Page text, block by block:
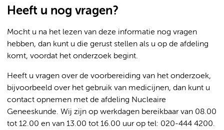
Heeft u nog vragen?
Mocht u na het lezen van deze informatie nog vragen
hebben, dan kunt u die gerust stellen als u op de afdeling
komt, voordat het onderzoek begint.
Heeft u vragen over de voorbereiding van het onderzoek,
bijvoorbeeld over het gebruik van medicijnen, dan kunt u
contact opnemen met de afdeling Nucleaire
Geneeskunde. Wij zijn op werkdagen bereikbaar van 08.00
tot 12.00 en van 13.00 tot 16.00 uur op tel: 020-444 4200.